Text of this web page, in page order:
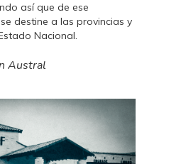
así que de ese
destine a las provincias y
Nacional.
Austral